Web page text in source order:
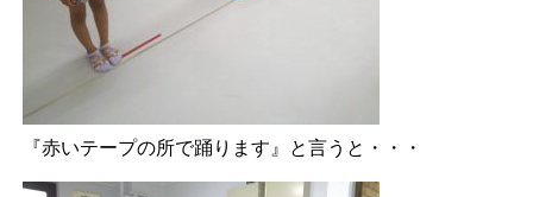
『赤いテープの所で踊ります』と言うと・・・